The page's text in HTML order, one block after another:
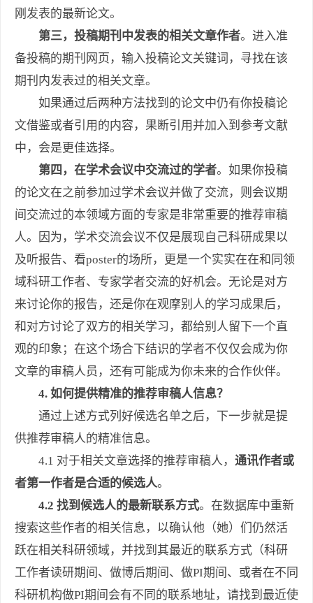
刚发表的最新论文。
第三，投稿期刊中发表的相关文章作者。进入准
备投稿的期刊网页，输入投稿论文关键词，寻找在该
期刊内发表过的相关文章。
如果通过后两种方法找到的论文中仍有你投稿论
文借鉴或者引用的内容，果断引用并加入到参考文献
中，会是更佳选择。
第四，在学术会议中交流过的学者。如果你投稿
的论文在之前参加过学术会议并做了交流，则会议期
间交流过的本领域方面的专家是非常重要的推荐审稿
人。因为，学术交流会议不仅是展现自己科研成果以
及听报告、看poster的场所，更是一个实实在在和同领
域科研工作者、专家学者交流的好机会。无论是对方
来讨论你的报告，还是你在观摩别人的学习成果后，
和对方讨论了双方的相关学习，都给别人留下一个直
观的印象；在这个场合下结识的学者不仅仅会成为你
文章的审稿人员，还有可能成为你未来的合作伙伴。
4. 如何提供精准的推荐审稿人信息？
通过上述方式列好候选名单之后，下一步就是提
供推荐审稿人的精准信息。
4.1 对于相关文章选择的推荐审稿人， 通讯作者或
者第一作者是合适的候选人。
4.2 找到候选人的最新联系方式。在数据库中重新
搜索这些作者的相关信息，以确认他（她）们仍然活
跃在相关科研领域，并找到其最近的联系方式（科研
工作者读研期间、做博后期间、做PI期间、或者在不同
科研机构做PI期间会有不同的联系地址，请找到最近使